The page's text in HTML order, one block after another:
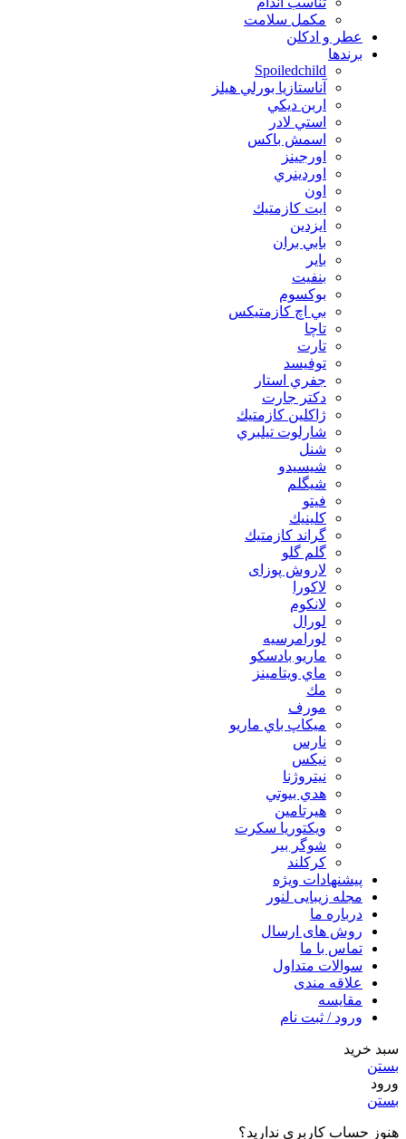
مکمل سلامت
عطر و ادکلن
برندها
Spoiledchild
آناستازيا بورلي هيلز
اربن ديكي
استي لادر
اسمش باكس
اورجينز
اوردينري
اون
ايت كازمتيك
ايزدين
بابي بران
بایر
بنفيت
بوكسوم
بي اچ كازمتيكس
تاچا
تارت
توفيسد
جفري استار
دكتر جارت
ژاكلين كازمتيك
شارلوت تيلبري
شنل
شيسيدو
شیگلم
فيتو
كلينيك
گراند كازمتيك
گلم گلو
لاروش پوزای
لاكورا
لانكوم
لورال
لورامرسيه
ماريو بادسكو
ماي ويتامينز
مك
مورف
ميكاپ باي ماريو
نارس
نيكس
نیتروژنا
هدي بيوتي
هیرتامین
ویکتوریا سکرت
شوگر بير
کرکلند
پیشنهادات ویژه
مجله زیبایی لنور
درباره ما
روش های ارسال
تماس با ما
سوالات متداول
علاقه مندی
مقایسه
ورود / ثبت نام
سبد خرید
بستن
ورود
بستن
هنوز حساب کاربری ندارید؟